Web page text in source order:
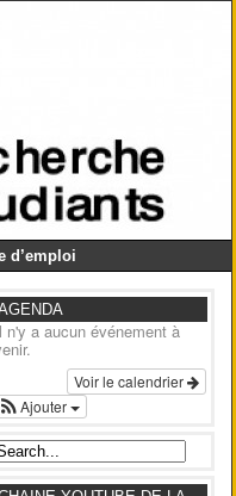
d’emploi
n'y a aucun événement à
Voir le calendrier
Ajouter